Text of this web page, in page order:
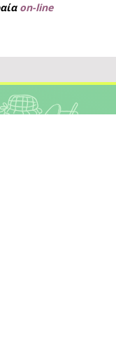
on-line